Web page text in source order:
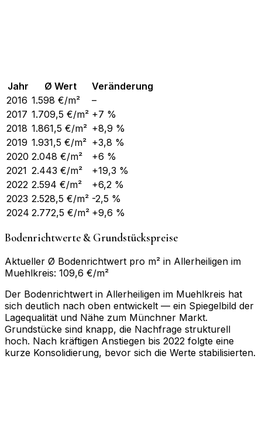
Jahr Ø Wert
Veränderung
2016 1.598 €/m²
–
2017 1.709,5 €/m² +7 %
2018 1.861,5 €/m² +8,9 %
2019 1.931,5 €/m² +3,8 %
2020 2.048 €/m²
+6 %
2021 2.443 €/m²
+19,3 %
2022 2.594 €/m²
+6,2 %
2023 2.528,5 €/m² -2,5 %
2024 2.772,5 €/m² +9,6 %
Bodenrichtwerte & Grundstückspreise
Aktueller Ø Bodenrichtwert pro m² in Allerheiligen im
Muehlkreis: 109,6 €/m²
Der Bodenrichtwert in Allerheiligen im Muehlkreis hat
sich deutlich nach oben entwickelt — ein Spiegelbild der
Lagequalität und Nähe zum Münchner Markt.
Grundstücke sind knapp, die Nachfrage strukturell
hoch. Nach kräftigen Anstiegen bis 2022 folgte eine
kurze Konsolidierung, bevor sich die Werte stabilisierten.